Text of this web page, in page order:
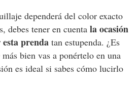
dependerá del color exacto
debes tener en cuenta la ocasión
prendatan estupenda. ¿Es
bien vas a ponértelo en una
es ideal si sabes cómo lucirlo